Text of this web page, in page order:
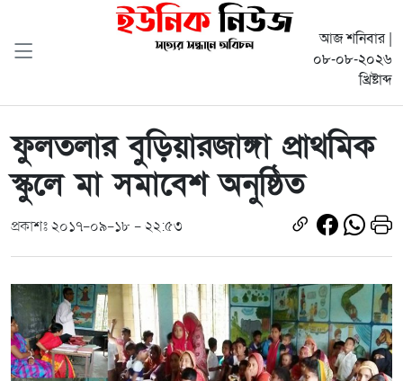
আজ শনিবার |
০৮-০৮-২০২৬
খ্রিষ্টাব্দ
ফুলতলার বুড়িয়ারজাঙ্গা প্রাথমিক
স্কুলে মা সমাবেশ অনুষ্ঠিত
প্রকাশঃ ২০১৭-০৯-১৮ - ২২:৫৩